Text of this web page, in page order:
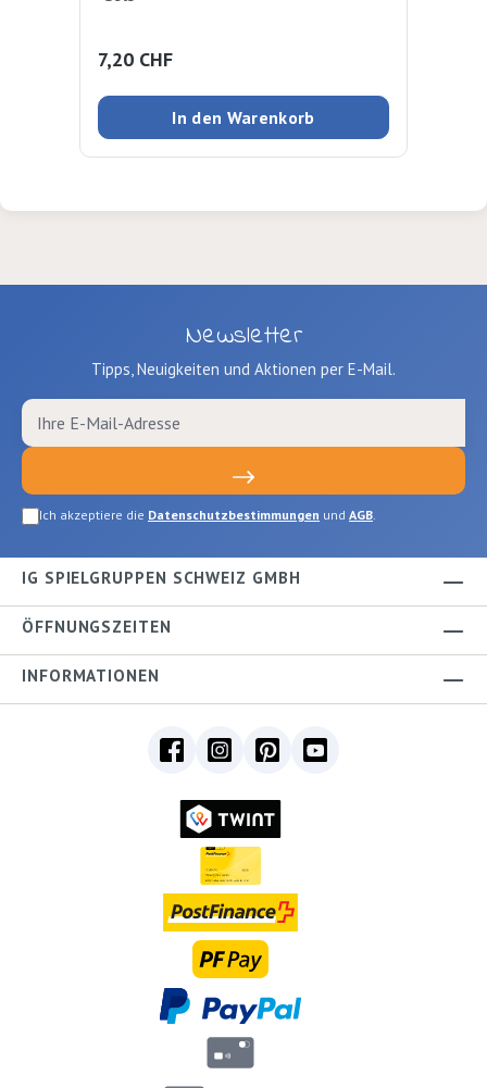
Regulärer Preis:
7,20 CHF
In den Warenkorb
Newsletter
Tipps, Neuigkeiten und Aktionen per E-Mail.
Ich akzeptiere die Datenschutzbestimmungen und AGB.
IG SPIELGRUPPEN SCHWEIZ GMBH
ÖFFNUNGSZEITEN
INFORMATIONEN